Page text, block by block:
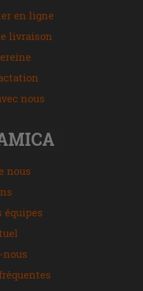
en ligne
livraison
nous
nous
équipes
nous